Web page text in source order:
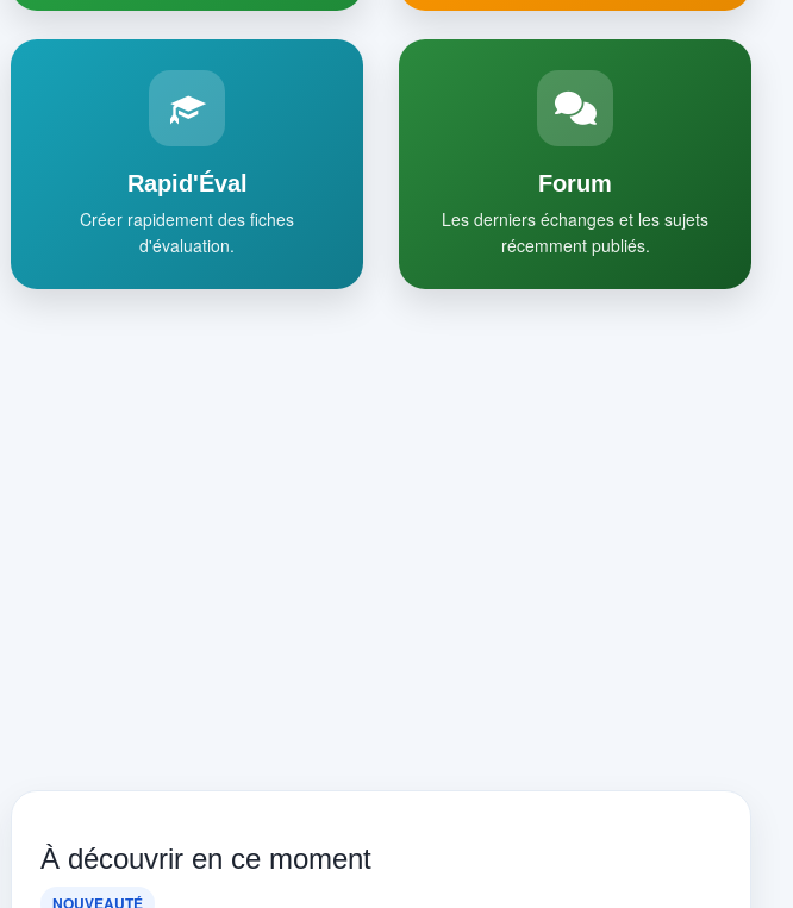
Rapid'Éval
Créer rapidement des fiches
d'évaluation.
Forum
Les derniers échanges et les sujets
récemment publiés.
À découvrir en ce moment
NOUVEAUTÉ